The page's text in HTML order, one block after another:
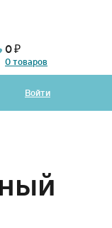
0 ₽
0 товаров
Войти